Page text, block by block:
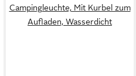
Campingleuchte, Mit Kurbel zum
Aufladen, Wasserdicht